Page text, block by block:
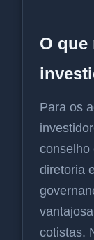
O que
Para os
conselho
diretoria
cotistas.